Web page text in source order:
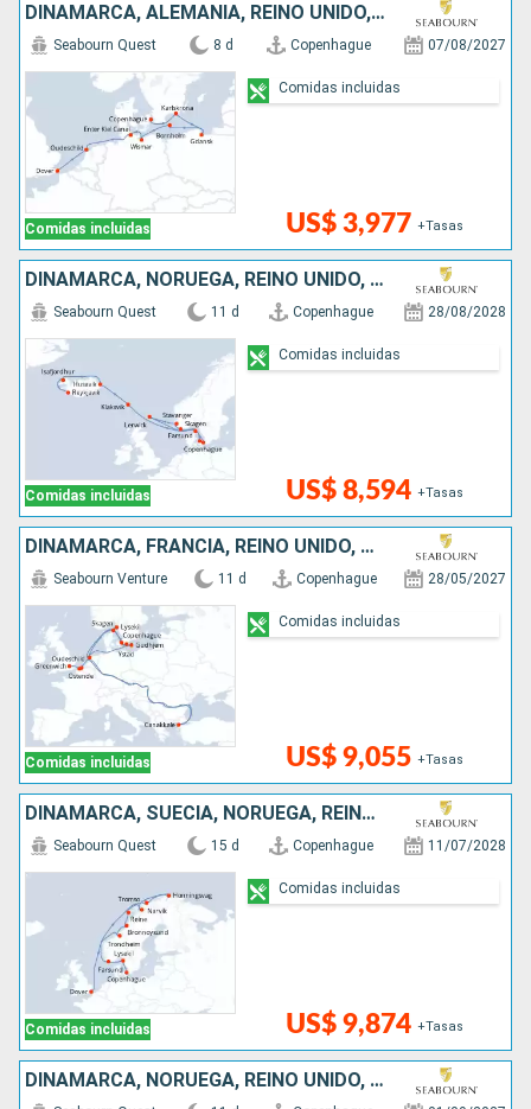
DINAMARCA, ALEMANIA, REINO UNIDO, HONDURAS, POLONIA, SUECIA
Comidas incluidas
Seabourn Quest 8 d Copenhague 07/08/2027
US$ 3,977 +Tasas
Comidas incluidas
DINAMARCA, NORUEGA, REINO UNIDO, FÉROES (ISLAS), ISLANDIA
Comidas incluidas
Seabourn Quest 11 d Copenhague 28/08/2028
US$ 8,594 +Tasas
Comidas incluidas
DINAMARCA, FRANCIA, REINO UNIDO, SUECIA, BÉLGICA, HONDURAS, TURQUÍA
Comidas incluidas
Seabourn Venture 11 d Copenhague 28/05/2027
US$ 9,055 +Tasas
Comidas incluidas
DINAMARCA, SUECIA, NORUEGA, REINO UNIDO
Comidas incluidas
Seabourn Quest 15 d Copenhague 11/07/2028
US$ 9,874 +Tasas
Comidas incluidas
DINAMARCA, NORUEGA, REINO UNIDO, FÉROES (ISLAS), PUERTO RICO, ISLANDIA